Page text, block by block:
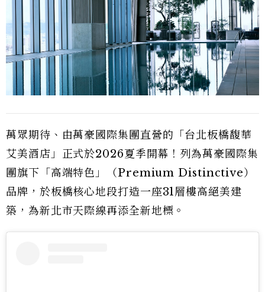
萬眾期待、由萬豪國際集團直營的「台北板橋馥華
艾美酒店」正式於2026夏季開幕！列為萬豪國際集
團旗下「高端特色」（Premium Distinctive）
品牌，於板橋核心地段打造一座31層樓高絕美建
築，為新北市天際線再添全新地標。